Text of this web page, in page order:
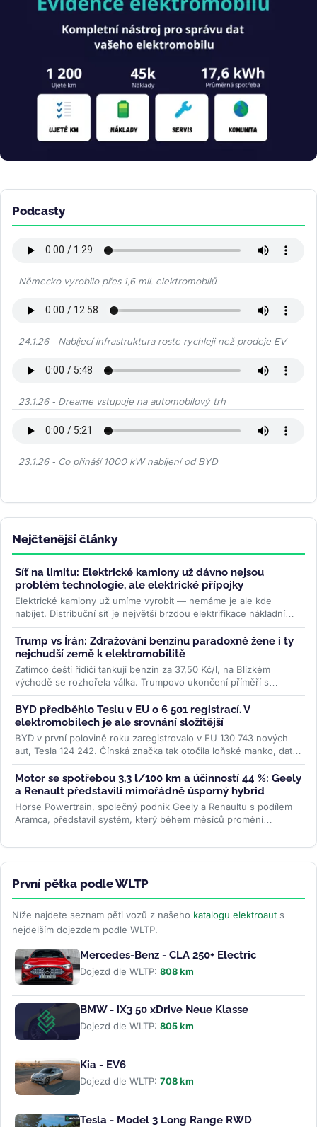
Podcasty
Německo vyrobilo přes 1,6 mil. elektromobilů
24.1.26 - Nabíjecí infrastruktura roste rychleji než prodeje EV
23.1.26 - Dreame vstupuje na automobilový trh
23.1.26 - Co přináší 1000 kW nabíjení od BYD
Nejčtenější články
Síť na limitu: Elektrické kamiony už dávno nejsou
problém technologie, ale elektrické přípojky
Elektrické kamiony už umíme vyrobit — nemáme je ale kde
nabíjet. Distribuční síť je největší brzdou elektrifikace nákladní
dopravy....>>
Trump vs Írán: Zdražování benzínu paradoxně žene i ty
nejchudší země k elektromobilitě
Zatímco čeští řidiči tankují benzin za 37,50 Kč/l, na Blízkém
východě se rozhořela válka. Trumpovo ukončení příměří s
Íránem...>>
BYD předběhlo Teslu v EU o 6 501 registrací. V
elektromobilech je ale srovnání složitější
BYD v první polovině roku zaregistrovalo v EU 130 743 nových
aut, Tesla 124 242. Čínská značka tak otočila loňské manko, data
ACEA ale...>>
Motor se spotřebou 3,3 l/100 km a účinností 44 %: Geely
a Renault představili mimořádně úsporný hybrid
Horse Powertrain, společný podnik Geely a Renaultu s podílem
Aramca, představil systém, který během měsíců promění
První pětka podle WLTP
Níže najdete seznam pěti vozů z našeho katalogu elektroaut s
nejdelším dojezdem podle WLTP.
Mercedes-Benz - CLA 250+ Electric
Dojezd dle WLTP: 808 km
BMW - iX3 50 xDrive Neue Klasse
Dojezd dle WLTP: 805 km
Kia - EV6
Dojezd dle WLTP: 708 km
Tesla - Model 3 Long Range RWD